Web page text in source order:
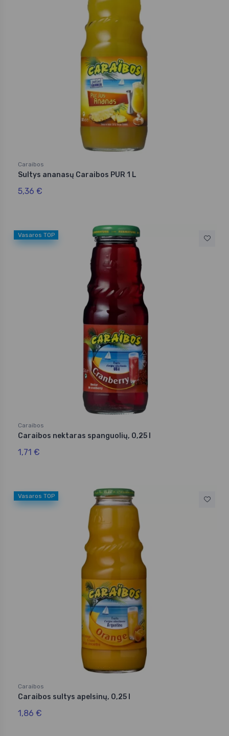
Caraibos
Sultys ananasų Caraibos PUR 1 L
5,36 €
Vasaros TOP
Caraibos
Caraibos nektaras spanguolių, 0,25 l
1,71 €
Vasaros TOP
Caraibos
Caraibos sultys apelsinų, 0,25 l
1,86 €